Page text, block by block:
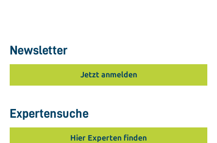
Newsletter
Jetzt anmelden
Expertensuche
Hier Experten finden